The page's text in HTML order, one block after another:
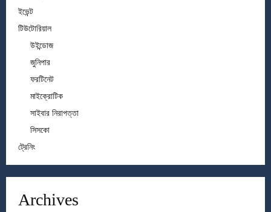
ইভেন্ট
টিউটোরিয়াল
উইন্ডোজ
জুনিপার
ফরটিনেট
মাইক্রোটিক
সাইবার নিরাপত্তা
সিসকো
ট্রেনিং
Archives